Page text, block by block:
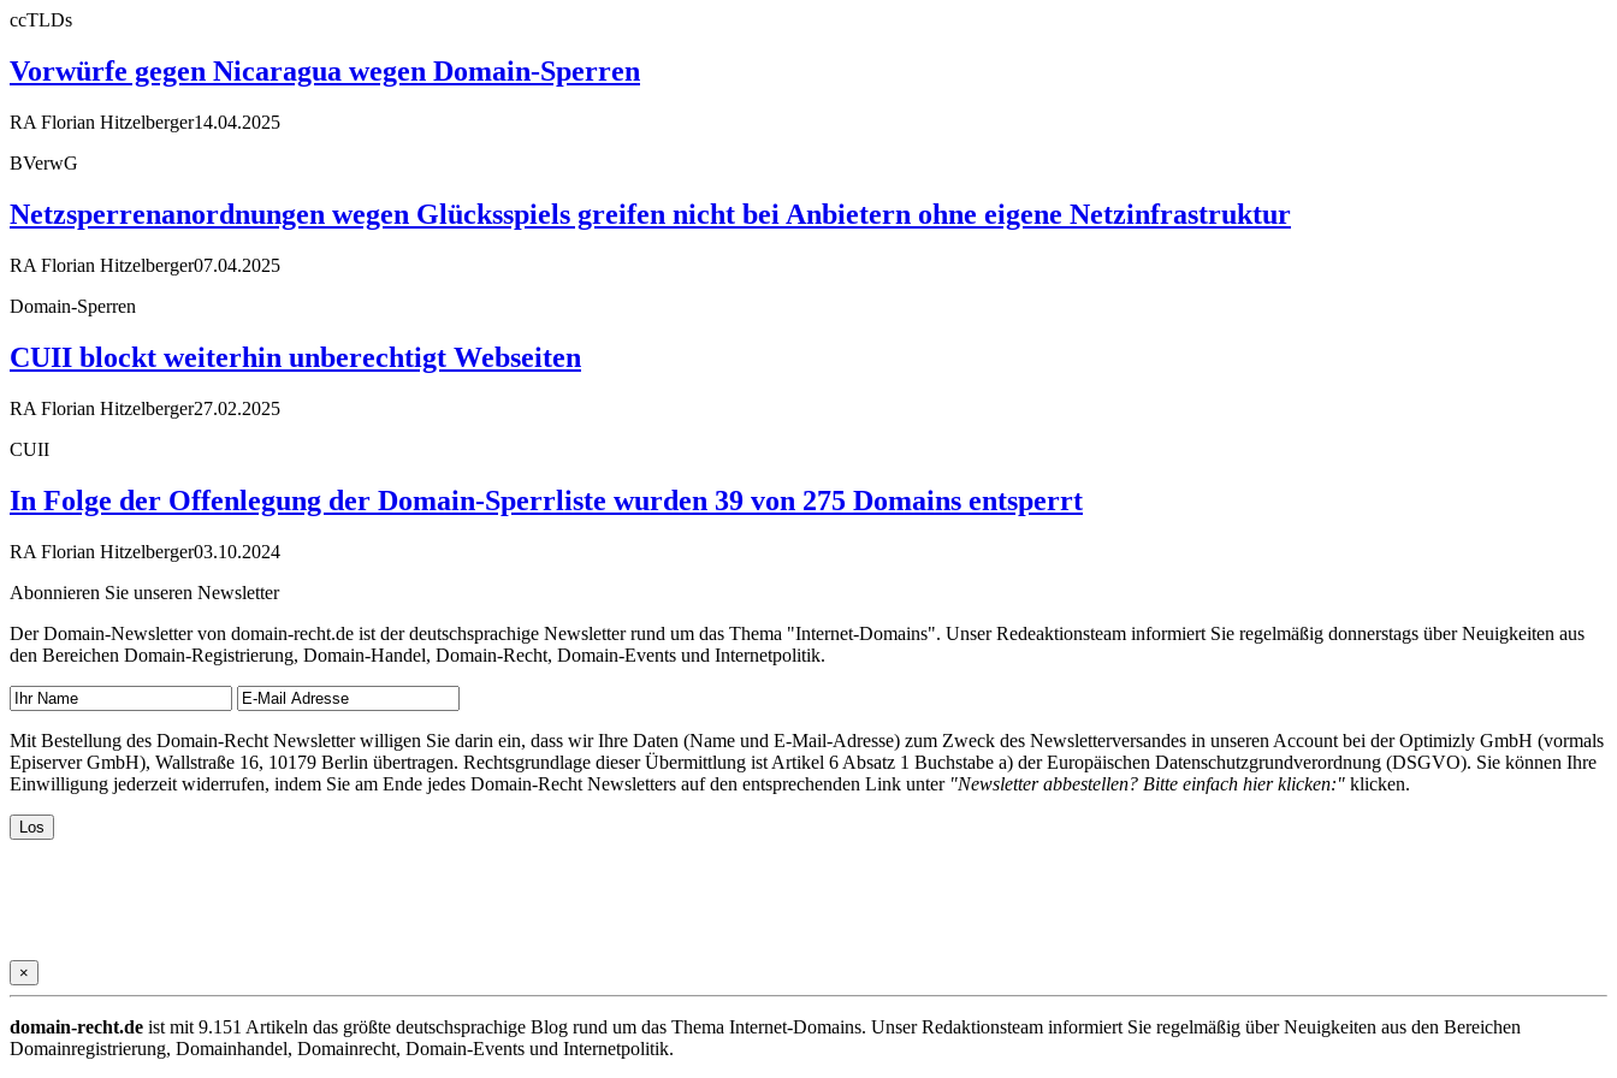
ccTLDs
Vorwürfe gegen Nicaragua wegen Domain-Sperren
RA Florian Hitzelberger14.04.2025
BVerwG
Netzsperrenanordnungen wegen Glücksspiels greifen nicht bei Anbietern ohne eigene Netzinfrastruktur
RA Florian Hitzelberger07.04.2025
Domain-Sperren
CUII blockt weiterhin unberechtigt Webseiten
RA Florian Hitzelberger27.02.2025
CUII
In Folge der Offenlegung der Domain-Sperrliste wurden 39 von 275 Domains entsperrt
RA Florian Hitzelberger03.10.2024
Abonnieren Sie unseren Newsletter
Der Domain-Newsletter von domain-recht.de ist der deutschsprachige Newsletter rund um das Thema "Internet-Domains". Unser Redeaktionsteam informiert Sie regelmäßig donnerstags über Neuigkeiten aus
den Bereichen Domain-Registrierung, Domain-Handel, Domain-Recht, Domain-Events und Internetpolitik.
Mit Bestellung des Domain-Recht Newsletter willigen Sie darin ein, dass wir Ihre Daten (Name und E-Mail-Adresse) zum Zweck des Newsletterversandes in unseren Account bei der Optimizly GmbH (vormals
Episerver GmbH), Wallstraße 16, 10179 Berlin übertragen. Rechtsgrundlage dieser Übermittlung ist Artikel 6 Absatz 1 Buchstabe a) der Europäischen Datenschutzgrundverordnung (DSGVO). Sie können Ihre
Einwilligung jederzeit widerrufen, indem Sie am Ende jedes Domain-Recht Newsletters auf den entsprechenden Link unter "Newsletter abbestellen? Bitte einfach hier klicken:" klicken.
×
domain-recht.de ist mit 9.151 Artikeln das größte deutschsprachige Blog rund um das Thema Internet-Domains. Unser Redaktionsteam informiert Sie regelmäßig über Neuigkeiten aus den Bereichen
Domainregistrierung, Domainhandel, Domainrecht, Domain-Events und Internetpolitik.